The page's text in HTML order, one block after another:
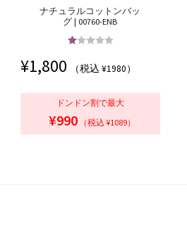
ナチュラルコットンバッ
グ | 00760-ENB
の評価
¥1,800 （税込 ¥1980）
ドンドン割で最大
¥990 （税込 ¥1089）